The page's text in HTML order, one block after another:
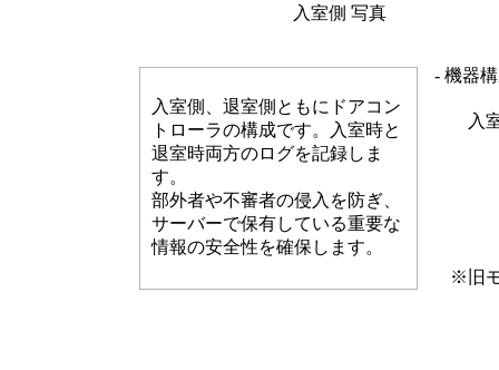
入室側 写真
入室側、退室側ともにドアコン
トローラの構成です。入室時と
退室時両方のログを記録しま
す。
部外者や不審者の侵入を防ぎ、
サーバーで保有している重要な
情報の安全性を確保します。
- 機器
入
※旧